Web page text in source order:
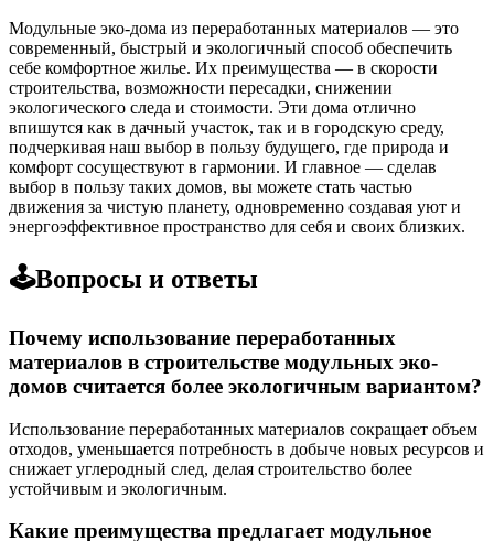
Модульные эко-дома из переработанных материалов — это
современный, быстрый и экологичный способ обеспечить
себе комфортное жилье. Их преимущества — в скорости
строительства, возможности пересадки, снижении
экологического следа и стоимости. Эти дома отлично
впишутся как в дачный участок, так и в городскую среду,
подчеркивая наш выбор в пользу будущего, где природа и
комфорт сосуществуют в гармонии. И главное — сделав
выбор в пользу таких домов, вы можете стать частью
движения за чистую планету, одновременно создавая уют и
энергоэффективное пространство для себя и своих близких.
🕹️Вопросы и ответы
Почему использование переработанных
материалов в строительстве модульных эко-
домов считается более экологичным вариантом?
Использование переработанных материалов сокращает объем
отходов, уменьшается потребность в добыче новых ресурсов и
снижает углеродный след, делая строительство более
устойчивым и экологичным.
Какие преимущества предлагает модульное